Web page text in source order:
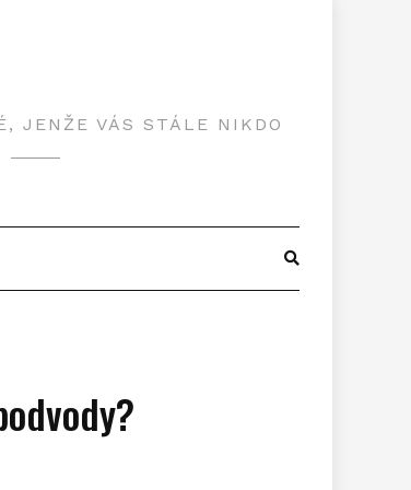
JENŽE VÁS STÁLE NIKDO